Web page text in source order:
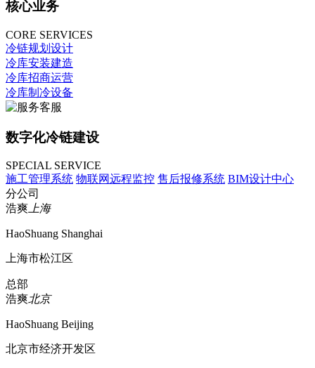
核心业务
CORE SERVICES
冷链规划设计
冷库安装建造
冷库招商运营
冷库制冷设备
数字化冷链建设
SPECIAL SERVICE
施工管理系统 物联网远程监控 售后报修系统 BIM设计中心
分公司
浩爽上海
HaoShuang Shanghai
上海市松江区
总部
浩爽北京
HaoShuang Beijing
北京市经济开发区